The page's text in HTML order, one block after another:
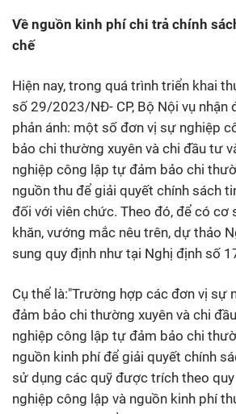
Về nguồn kinh phí chi trả chính
chế
Hiện nay, trong quá trình triển khai
số 29/2023/NĐ- CP, Bộ Nội vụ nhận
phản ánh: một số đơn vị sự nghiệp
bảo chi thường xuyên và chi đầu tư
nghiệp công lập tự đảm bảo chi
nguồn thu để giải quyết chính sách
đối với viên chức. Theo đó, để có cơ
khăn, vướng mắc nêu trên, dự thảo
sung quy định như tại Nghị định số
Cụ thể là:"Trường hợp các đơn vị sự
đảm bảo chi thường xuyên và chi
nghiệp công lập tự đảm bảo chi
nguồn kinh phí để giải quyết chính
sử dụng các quỹ được trích theo
nghiệp công lập và nguồn kinh phí